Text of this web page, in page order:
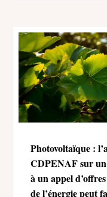
Photovoltaïque :
CDPENAF sur un
à un appel
de l’énergie peut